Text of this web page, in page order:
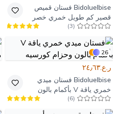
Bidoluelbise فستان قميص
قصير كم طويل خمري خصر
مطاطي بحزام
(
3
)
26
ر.ع.٢٤٫٦٣
Bidoluelbise فستان ميدي
خمري ياقة V بأكمام بالون
وحزام كورسيه
(
6
)